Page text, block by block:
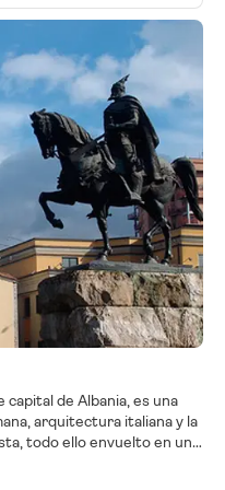
capital de Albania, es una
arquitectura italiana y la
todo ello envuelto en una
murales, fachadas en